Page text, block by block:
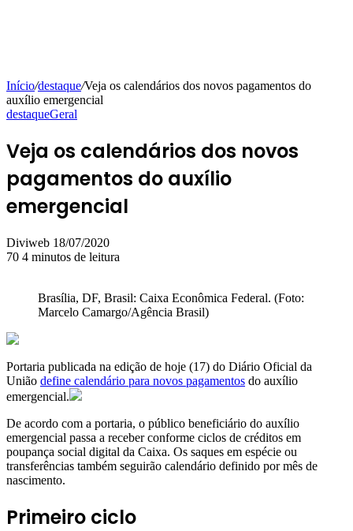
Início/destaque/Veja os calendários dos novos pagamentos do
auxílio emergencial
destaqueGeral
Veja os calendários dos novos
pagamentos do auxílio
emergencial
Diviweb Mande
um
18/07/2020
70 4 minutos de leitura
Brasília, DF, Brasil: Caixa Econômica Federal. (Foto:
Marcelo Camargo/Agência Brasil)
Portaria publicada na edição de hoje (17) do Diário Oficial da
União define calendário para novos pagamentos do auxílio
emergencial.
De acordo com a portaria, o público beneficiário do auxílio
emergencial passa a receber conforme ciclos de créditos em
poupança social digital da Caixa. Os saques em espécie ou
transferências também seguirão calendário definido por mês de
nascimento.
Primeiro ciclo